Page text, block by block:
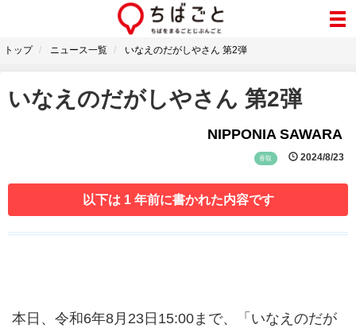
トップ ニュース一覧 いなえのだがしやさん 第2弾
いなえのだがしやさん 第2弾
NIPPONIA SAWARA
香取 2024/8/23
以下は 1 年前に書かれた内容です
本日、令和6年8月23日15:00まで、「いなえのだが